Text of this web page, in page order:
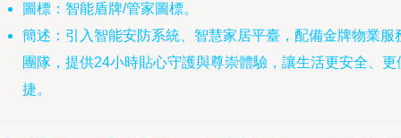
圖標：智能盾牌/管家圖標。
簡述：引入智能安防系統、智慧家居平臺，配備金牌物業服
團隊，提供24小時貼心守護與尊崇體驗，讓生活更安全、更
捷。